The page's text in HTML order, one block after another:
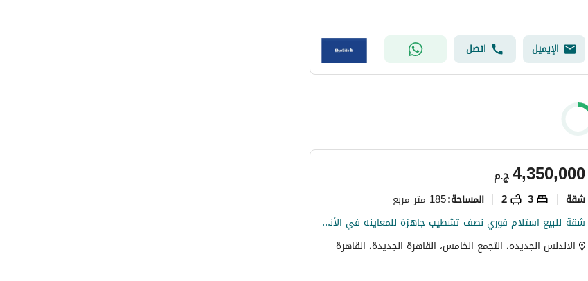
الإيميل اتصل
ج.م4,350,000
شقة 3
2 المساحة:185 متر مربع
شقة للبيع استلام فوري نصف تشطيب جاهزة للمعاينه في الأندلس 2 بأفضل سعر وموقع مميز بالتجمع الخامس
الاندلس الجديده، التجمع الخامس، القاهرة الجديدة، القاهرة